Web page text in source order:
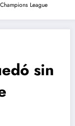
League
sin